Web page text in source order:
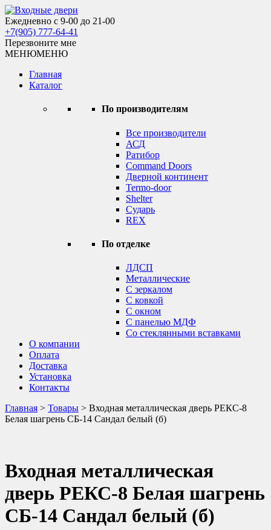
Skip
to
content
Входные двери
Ежедневно с 9-00 до 21-00
+7(905) 777-64-41
Перезвоните мне
МЕНЮМЕНЮ
Главная
Каталог
По производителям
Все производители
АСД
Ратибор
Command Doors
Дверной континент
Termo-door
Shelter
Сударь
REX
По отделке
ЛДСП
Металлические
С зеркалом
С ковкой
С окном
С панелью МДФ
Со стеклянными вставками
О компании
Оплата
Доставка
Установка
Контакты
Главная > Товары > Входная металлическая дверь РЕКС-8
Белая шагрень СБ-14 Сандал белый (б)
Входная металлическая
дверь РЕКС-8 Белая шагрень
СБ-14 Сандал белый (б)